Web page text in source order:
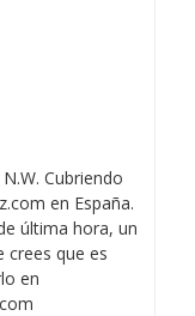
Cubriendo
en España.
última hora, un
crees que es
en